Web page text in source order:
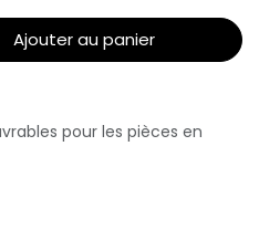
Ajouter au panier
pour les pièces en